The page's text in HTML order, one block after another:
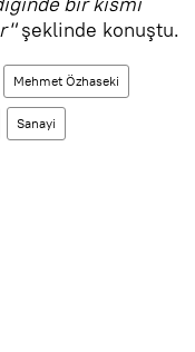
şeklinde konuştu.
Mehmet Özhaseki
Sanayi